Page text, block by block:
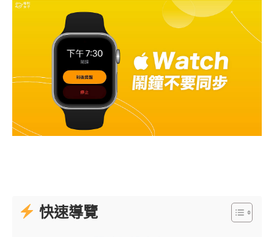
快速導覽